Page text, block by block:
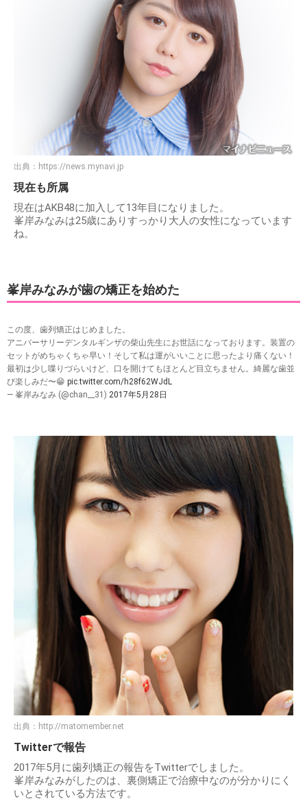
出典： https://news.mynavi.jp
現在も所属
現在はAKB48に加入して13年目になりました。
峯岸みなみは25歳にありすっかり大人の女性になっています
ね。
峯岸みなみが歯の矯正を始めた
この度、歯列矯正はじめました。
アニバーサリーデンタルギンザの柴山先生にお世話になっております。装置の
セットがめちゃくちゃ早い！そして私は運がいいことに思ったより痛くない！
最初は少し喋りづらいけど、口を開けてもほとんど目立ちません。綺麗な歯並
び楽しみだ〜😁 pic.twitter.com/h28f62WJdL
— 峯岸みなみ (@chan__31) 2017年5月28日
出典： http://matomember.net
Twitterで報告
2017年5月に歯列矯正の報告をTwitterでしました。
峯岸みなみがしたのは、裏側矯正で治療中なのが分かりにく
いとされている方法です。